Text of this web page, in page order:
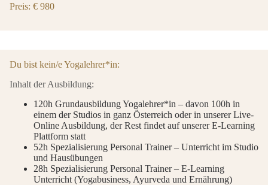
Preis: € 980
Du bist kein/e Yogalehrer*in:
Inhalt der Ausbildung:
120h Grundausbildung Yogalehrer*in – davon 100h in
einem der Studios in ganz Österreich oder in unserer Live-
Online Ausbildung, der Rest findet auf unserer E-Learning
Plattform statt
52h Spezialisierung Personal Trainer – Unterricht im Studio
und Hausübungen
28h Spezialisierung Personal Trainer – E-Learning
Unterricht (Yogabusiness, Ayurveda und Ernährung)